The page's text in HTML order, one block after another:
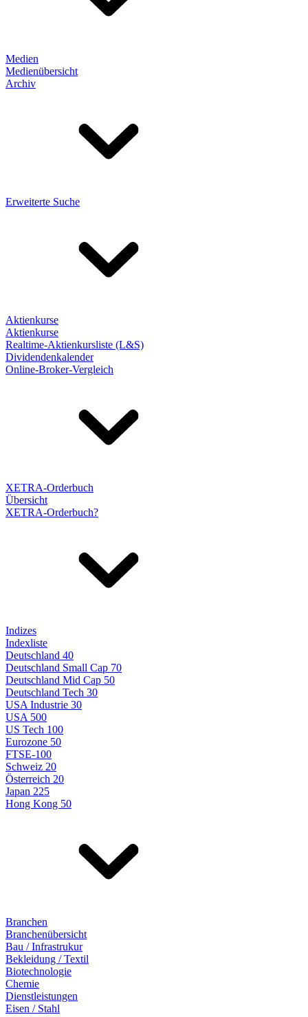
Medien
Medienübersicht
Archiv
Erweiterte Suche
Aktienkurse
Aktienkurse
Realtime-Aktienkursliste (L&S)
Dividendenkalender
Online-Broker-Vergleich
XETRA-Orderbuch
Übersicht
XETRA-Orderbuch?
Indizes
Indexliste
Deutschland 40
Deutschland Small Cap 70
Deutschland Mid Cap 50
Deutschland Tech 30
USA Industrie 30
USA 500
US Tech 100
Eurozone 50
FTSE-100
Schweiz 20
Österreich 20
Japan 225
Hong Kong 50
Branchen
Branchenübersicht
Bau / Infrastrukur
Bekleidung / Textil
Biotechnologie
Chemie
Dienstleistungen
Eisen / Stahl